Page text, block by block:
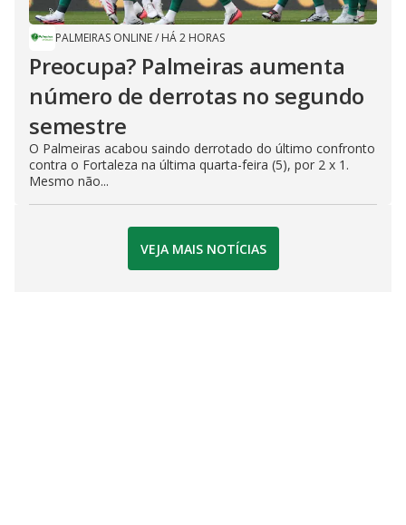
PALMEIRAS ONLINE/ HÁ 2 HORAS
Preocupa? Palmeiras aumenta
número de derrotas no segundo
semestre
O Palmeiras acabou saindo derrotado do último confronto
contra o Fortaleza na última quarta-feira (5), por 2 x 1.
Mesmo não...
VEJA MAIS NOTÍCIAS